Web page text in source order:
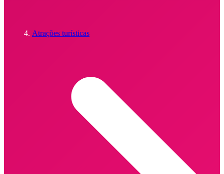
Atrações turísticas